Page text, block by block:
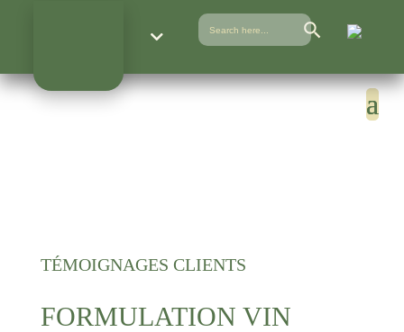
Search
for:
Search Button
TÉMOIGNAGES CLIENTS
FORMULATION VIN